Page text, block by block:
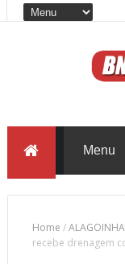
Home /
recebe drenagem